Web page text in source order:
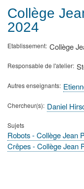
d'Ariane
Collège
2024
Etablissement Collège
Responsable de l'atelier
Autres enseignants
Chercheur(s) Daniel
Sujets
Robots - Collège Jean
Crêpes - Collège Jean